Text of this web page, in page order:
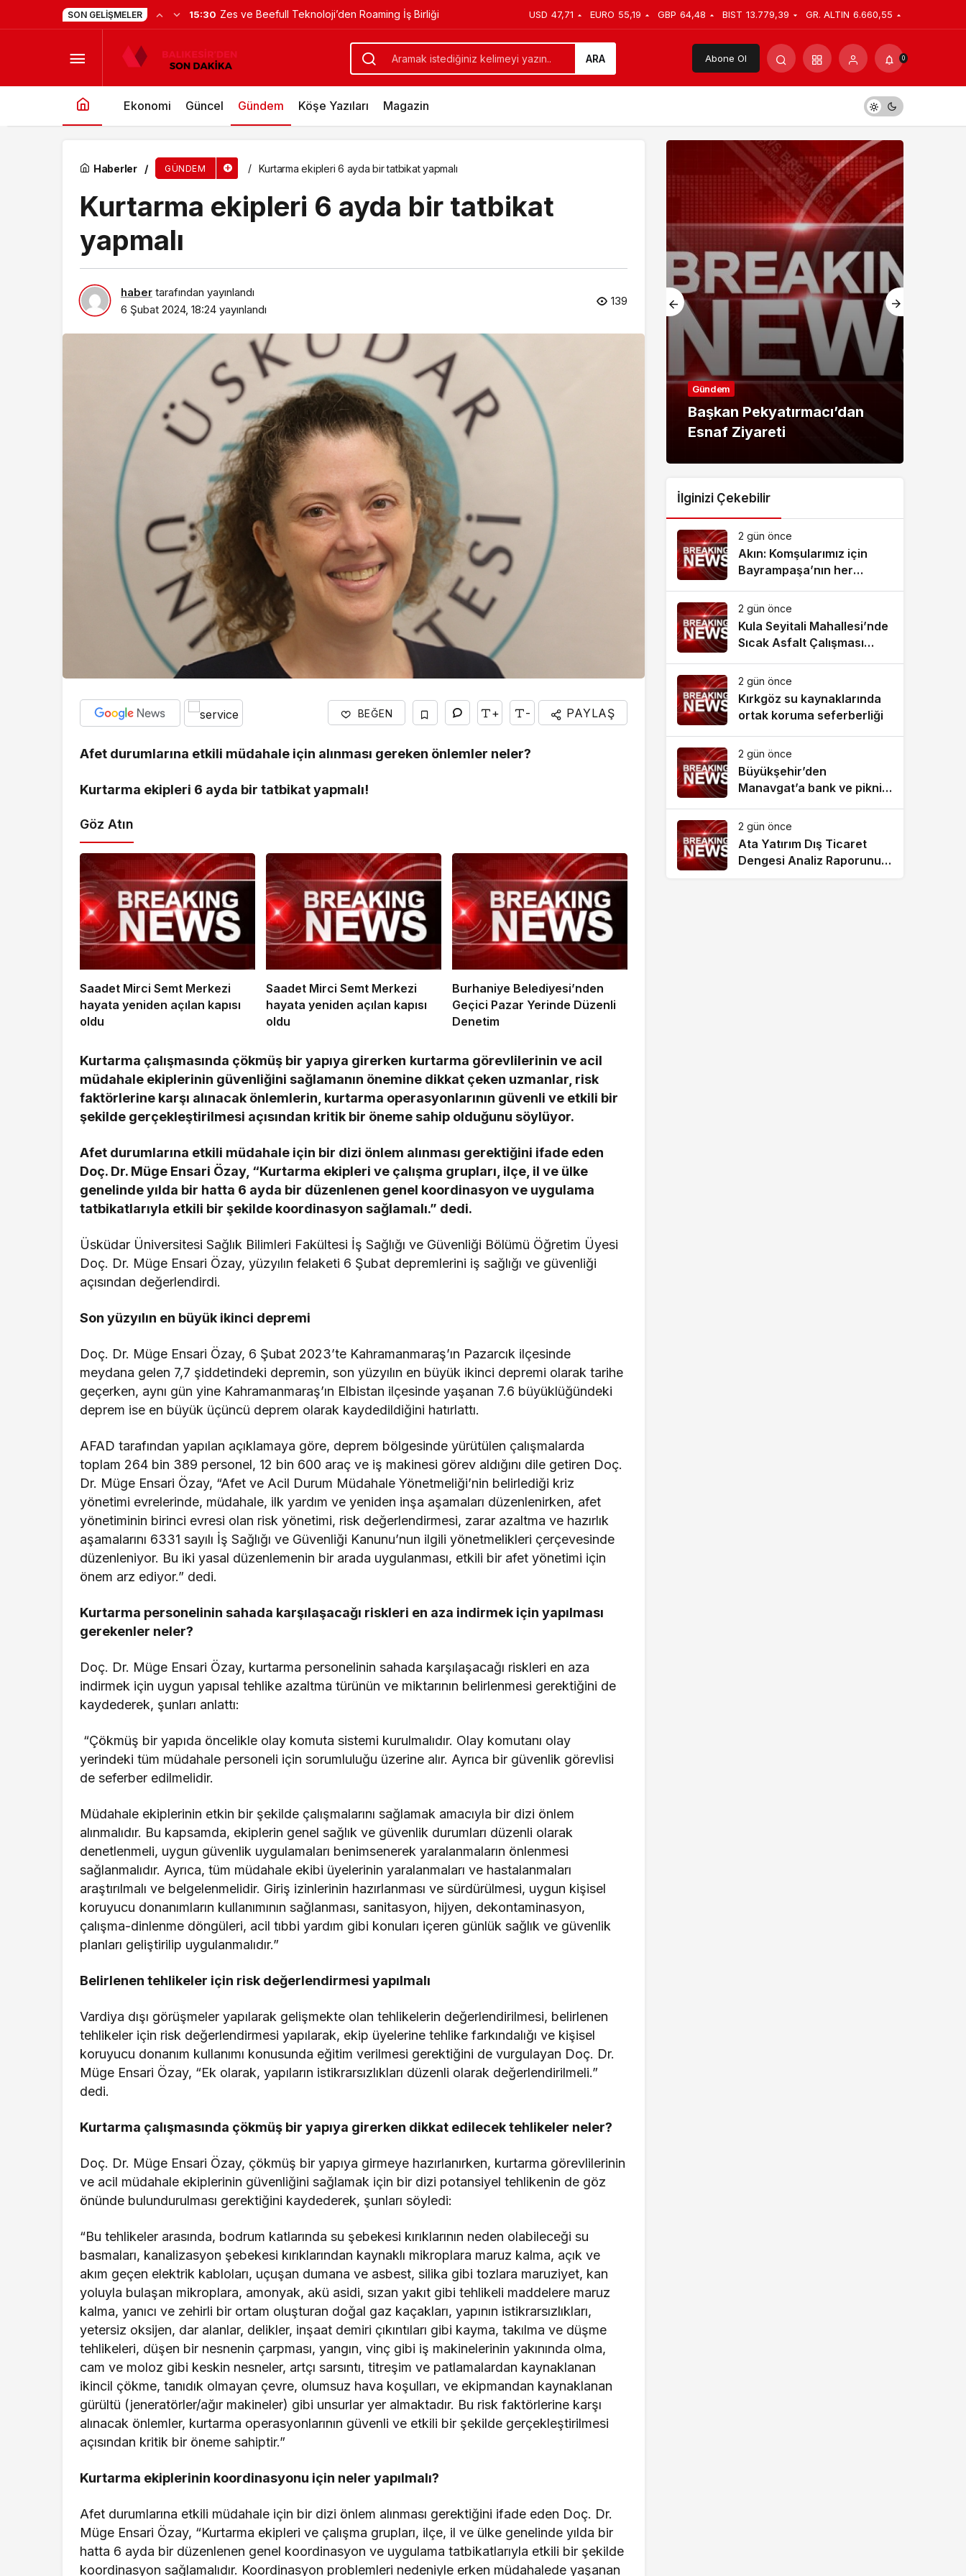
SON GELIŞMELER 15:30 Saadet Mirci Semt Merkezi hayata yeniden açılan kapısı USD 47,71 EURO 55,19 GBP 64,48 BIST 13.779,39 GR. ALTIN 6.660,55
ARA Abone Ol 0
Ekonomi Güncel Gündem Köşe Yazıları Magazin
Haberler GÜNDEM Kurtarma ekipleri 6 ayda bir tatbikat yapmalı
Kurtarma ekipleri 6 ayda bir tatbikat
yapmalı
haber tarafından yayınlandı
6 Şubat 2024, 18:24 yayınlandı
139
BEĞEN + - PAYLAŞ
Afet durumlarına etkili müdahale için alınması gereken önlemler neler?
Kurtarma ekipleri 6 ayda bir tatbikat yapmalı!
Göz Atın
Saadet Mirci Semt Merkezi
hayata yeniden açılan kapısı
oldu
Saadet Mirci Semt Merkezi
hayata yeniden açılan kapısı
oldu
Burhaniye Belediyesi’nden
Geçici Pazar Yerinde Düzenli
Denetim
Kurtarma çalışmasında çökmüş bir yapıya girerken kurtarma görevlilerinin ve acil
müdahale ekiplerinin güvenliğini sağlamanın önemine dikkat çeken uzmanlar, risk
faktörlerine karşı alınacak önlemlerin, kurtarma operasyonlarının güvenli ve etkili bir
şekilde gerçekleştirilmesi açısından kritik bir öneme sahip olduğunu söylüyor.
Afet durumlarına etkili müdahale için bir dizi önlem alınması gerektiğini ifade eden
Doç. Dr. Müge Ensari Özay, “Kurtarma ekipleri ve çalışma grupları, ilçe, il ve ülke
genelinde yılda bir hatta 6 ayda bir düzenlenen genel koordinasyon ve uygulama
tatbikatlarıyla etkili bir şekilde koordinasyon sağlamalı.” dedi.
Üsküdar Üniversitesi Sağlık Bilimleri Fakültesi İş Sağlığı ve Güvenliği Bölümü Öğretim Üyesi
Doç. Dr. Müge Ensari Özay, yüzyılın felaketi 6 Şubat depremlerini iş sağlığı ve güvenliği
açısından değerlendirdi.
Son yüzyılın en büyük ikinci depremi
Doç. Dr. Müge Ensari Özay, 6 Şubat 2023’te Kahramanmaraş’ın Pazarcık ilçesinde
meydana gelen 7,7 şiddetindeki depremin, son yüzyılın en büyük ikinci depremi olarak tarihe
geçerken, aynı gün yine Kahramanmaraş’ın Elbistan ilçesinde yaşanan 7.6 büyüklüğündeki
deprem ise en büyük üçüncü deprem olarak kaydedildiğini hatırlattı.
AFAD tarafından yapılan açıklamaya göre, deprem bölgesinde yürütülen çalışmalarda
toplam 264 bin 389 personel, 12 bin 600 araç ve iş makinesi görev aldığını dile getiren Doç.
Dr. Müge Ensari Özay, “Afet ve Acil Durum Müdahale Yönetmeliği’nin belirlediği kriz
yönetimi evrelerinde, müdahale, ilk yardım ve yeniden inşa aşamaları düzenlenirken, afet
yönetiminin birinci evresi olan risk yönetimi, risk değerlendirmesi, zarar azaltma ve hazırlık
aşamalarını 6331 sayılı İş Sağlığı ve Güvenliği Kanunu’nun ilgili yönetmelikleri çerçevesinde
düzenleniyor. Bu iki yasal düzenlemenin bir arada uygulanması, etkili bir afet yönetimi için
önem arz ediyor.” dedi.
Kurtarma personelinin sahada karşılaşacağı riskleri en aza indirmek için yapılması
gerekenler neler?
Doç. Dr. Müge Ensari Özay, kurtarma personelinin sahada karşılaşacağı riskleri en aza
indirmek için uygun yapısal tehlike azaltma türünün ve miktarının belirlenmesi gerektiğini de
kaydederek, şunları anlattı:
“Çökmüş bir yapıda öncelikle olay komuta sistemi kurulmalıdır. Olay komutanı olay
yerindeki tüm müdahale personeli için sorumluluğu üzerine alır. Ayrıca bir güvenlik görevlisi
de seferber edilmelidir.
Müdahale ekiplerinin etkin bir şekilde çalışmalarını sağlamak amacıyla bir dizi önlem
alınmalıdır. Bu kapsamda, ekiplerin genel sağlık ve güvenlik durumları düzenli olarak
denetlenmeli, uygun güvenlik uygulamaları benimsenerek yaralanmaların önlenmesi
sağlanmalıdır. Ayrıca, tüm müdahale ekibi üyelerinin yaralanmaları ve hastalanmaları
araştırılmalı ve belgelenmelidir. Giriş izinlerinin hazırlanması ve sürdürülmesi, uygun kişisel
koruyucu donanımların kullanımının sağlanması, sanitasyon, hijyen, dekontaminasyon,
çalışma-dinlenme döngüleri, acil tıbbi yardım gibi konuları içeren günlük sağlık ve güvenlik
planları geliştirilip uygulanmalıdır.”
Belirlenen tehlikeler için risk değerlendirmesi yapılmalı
Vardiya dışı görüşmeler yapılarak gelişmekte olan tehlikelerin değerlendirilmesi, belirlenen
tehlikeler için risk değerlendirmesi yapılarak, ekip üyelerine tehlike farkındalığı ve kişisel
koruyucu donanım kullanımı konusunda eğitim verilmesi gerektiğini de vurgulayan Doç. Dr.
Müge Ensari Özay, “Ek olarak, yapıların istikrarsızlıkları düzenli olarak değerlendirilmeli.”
dedi.
Kurtarma çalışmasında çökmüş bir yapıya girerken dikkat edilecek tehlikeler neler?
Doç. Dr. Müge Ensari Özay, çökmüş bir yapıya girmeye hazırlanırken, kurtarma görevlilerinin
ve acil müdahale ekiplerinin güvenliğini sağlamak için bir dizi potansiyel tehlikenin de göz
önünde bulundurulması gerektiğini kaydederek, şunları söyledi:
“Bu tehlikeler arasında, bodrum katlarında su şebekesi kırıklarının neden olabileceği su
basmaları, kanalizasyon şebekesi kırıklarından kaynaklı mikroplara maruz kalma, açık ve
akım geçen elektrik kabloları, uçuşan dumana ve asbest, silika gibi tozlara maruziyet, kan
yoluyla bulaşan mikroplara, amonyak, akü asidi, sızan yakıt gibi tehlikeli maddelere maruz
kalma, yanıcı ve zehirli bir ortam oluşturan doğal gaz kaçakları, yapının istikrarsızlıkları,
yetersiz oksijen, dar alanlar, delikler, inşaat demiri çıkıntıları gibi kayma, takılma ve düşme
tehlikeleri, düşen bir nesnenin çarpması, yangın, vinç gibi iş makinelerinin yakınında olma,
cam ve moloz gibi keskin nesneler, artçı sarsıntı, titreşim ve patlamalardan kaynaklanan
ikincil çökme, tanıdık olmayan çevre, olumsuz hava koşulları, ve ekipmandan kaynaklanan
gürültü (jeneratörler/ağır makineler) gibi unsurlar yer almaktadır. Bu risk faktörlerine karşı
alınacak önlemler, kurtarma operasyonlarının güvenli ve etkili bir şekilde gerçekleştirilmesi
açısından kritik bir öneme sahiptir.”
Kurtarma ekiplerinin koordinasyonu için neler yapılmalı?
Afet durumlarına etkili müdahale için bir dizi önlem alınması gerektiğini ifade eden Doç. Dr.
Müge Ensari Özay, “Kurtarma ekipleri ve çalışma grupları, ilçe, il ve ülke genelinde yılda bir
hatta 6 ayda bir düzenlenen genel koordinasyon ve uygulama tatbikatlarıyla etkili bir şekilde
koordinasyon sağlamalıdır. Koordinasyon problemleri nedeniyle erken müdahalede yaşanan
Kurtarma ekipleri 6 ayda bir tatbikat yapmalı
Gündem
Kaçak Bina Yıkımında
Hayat Kurtaran Müdahale
Gündem
Nilüfer’de kaldırımlar
temizlendi
Gündem
Başkan Pekyatırmacı’dan
Esnaf Ziyareti
İlginizi Çekebilir
2 gün önce
Akın: Komşularımız için
Bayrampaşa’nın her
2 gün önce
Kula Seyitali Mahallesi’nde
Sıcak Asfalt Çalışması
2 gün önce
Kırkgöz su kaynaklarında
ortak koruma seferberliği
2 gün önce
Büyükşehir’den
Manavgat’a bank ve piknik
2 gün önce
Ata Yatırım Dış Ticaret
Dengesi Analiz Raporunu